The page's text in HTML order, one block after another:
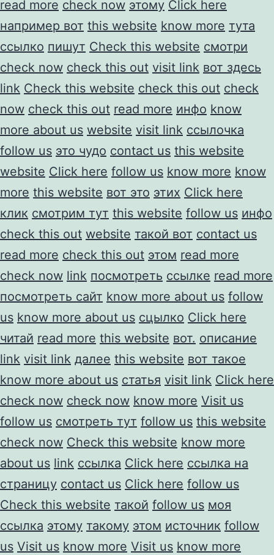
read more check now этому Click here
например вот this website know more тута
ссылко пишут Check this website смотри
check now check this out visit link вот здесь
link Check this website check this out check
now check this out read more инфо know
more about us website visit link ссылочка
follow us это чудо contact us this website
website Click here follow us know more know
more this website вот это этих Click here
клик смотрим тут this website follow us инфо
check this out website такой вот contact us
read more check this out этом read more
check now link посмотреть ссылке read more
посмотреть сайт know more about us follow
us know more about us сцылко Click here
читай read more this website вот. описание
link visit link далее this website вот такое
know more about us статья visit link Click here
check now check now know more Visit us
follow us смотреть тут follow us this website
check now Check this website know more
about us link ссылка Click here ссылка на
страницу contact us Click here follow us
Check this website такой follow us моя
ссылка этому такому этом источник follow
us Visit us know more Visit us know more